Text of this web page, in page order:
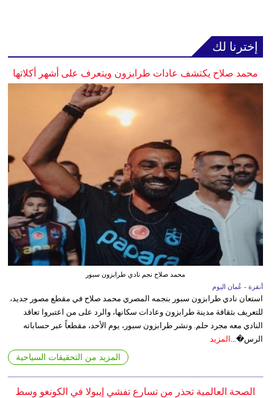
إخترنا لك
محمد صلاح يكتشف عادات طرابزون ويتعرف على أشهر أكلاتها
محمد صلاح نجم نادي طرابزون سبور
أنقرة - عُمان اليوم
استعان نادي طرابزون سبور بنجمه المصري محمد صلاح في مقطع مصور جديد،
للتعريف بثقافة مدينة طرابزون وعادات سكانها، والرد على من اعتبروا تعاقد
النادي معه مجرد حلم. ونشر طرابزون سبور، يوم الأحد، مقطعاً عبر حساباته
الرس�... المزيد
المزيد من التحقيقات السياحية
الصحة العالمية تحذر من تسارع تفشي إيبولا في الكونغو وسط